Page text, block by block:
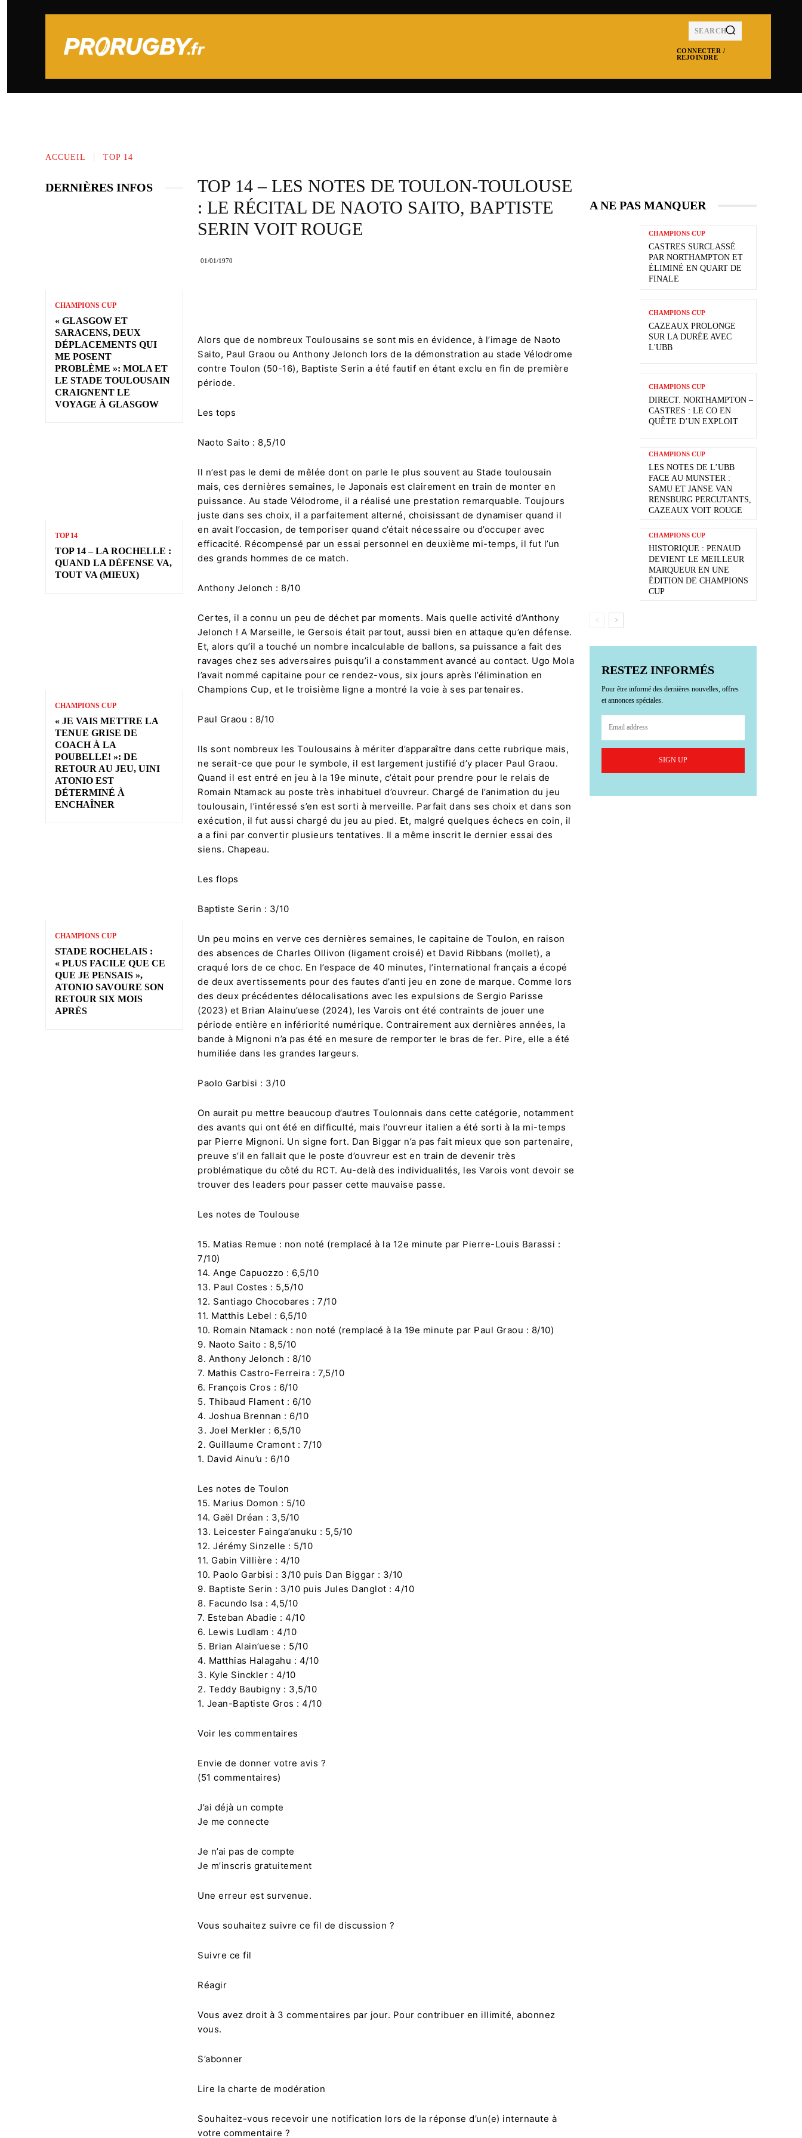
SEARCH
CONNECTER /
REJOINDRE
ACCUEIL TOP 14
DERNIÈRES INFOS
CHAMPIONS CUP
« GLASGOW ET
SARACENS, DEUX
DÉPLACEMENTS QUI
ME POSENT
PROBLÈME »: MOLA ET
LE STADE TOULOUSAIN
CRAIGNENT LE
VOYAGE À GLASGOW
TOP 14
TOP 14 – LA ROCHELLE :
QUAND LA DÉFENSE VA,
TOUT VA (MIEUX)
CHAMPIONS CUP
« JE VAIS METTRE LA
TENUE GRISE DE
COACH À LA
POUBELLE! »: DE
RETOUR AU JEU, UINI
ATONIO EST
DÉTERMINÉ À
ENCHAÎNER
CHAMPIONS CUP
STADE ROCHELAIS :
« PLUS FACILE QUE CE
QUE JE PENSAIS »,
ATONIO SAVOURE SON
RETOUR SIX MOIS
APRÈS
TOP 14 – LES NOTES DE TOULON-TOULOUSE
: LE RÉCITAL DE NAOTO SAITO, BAPTISTE
SERIN VOIT ROUGE
01/01/1970
Alors que de nombreux Toulousains se sont mis en évidence, à l’image de Naoto
Saito, Paul Graou ou Anthony Jelonch lors de la démonstration au stade Vélodrome
contre Toulon (50-16), Baptiste Serin a été fautif en étant exclu en fin de première
période.
Les tops
Naoto Saito : 8,5/10
Il n’est pas le demi de mêlée dont on parle le plus souvent au Stade toulousain
mais, ces dernières semaines, le Japonais est clairement en train de monter en
puissance. Au stade Vélodrome, il a réalisé une prestation remarquable. Toujours
juste dans ses choix, il a parfaitement alterné, choisissant de dynamiser quand il
en avait l’occasion, de temporiser quand c’était nécessaire ou d’occuper avec
efficacité. Récompensé par un essai personnel en deuxième mi-temps, il fut l’un
des grands hommes de ce match.
Anthony Jelonch : 8/10
Certes, il a connu un peu de déchet par moments. Mais quelle activité d’Anthony
Jelonch ! A Marseille, le Gersois était partout, aussi bien en attaque qu’en défense.
Et, alors qu’il a touché un nombre incalculable de ballons, sa puissance a fait des
ravages chez ses adversaires puisqu’il a constamment avancé au contact. Ugo Mola
l’avait nommé capitaine pour ce rendez-vous, six jours après l’élimination en
Champions Cup, et le troisième ligne a montré la voie à ses partenaires.
Paul Graou : 8/10
Ils sont nombreux les Toulousains à mériter d’apparaître dans cette rubrique mais,
ne serait-ce que pour le symbole, il est largement justifié d’y placer Paul Graou.
Quand il est entré en jeu à la 19e minute, c’était pour prendre pour le relais de
Romain Ntamack au poste très inhabituel d’ouvreur. Chargé de l’animation du jeu
toulousain, l’intéressé s’en est sorti à merveille. Parfait dans ses choix et dans son
exécution, il fut aussi chargé du jeu au pied. Et, malgré quelques échecs en coin, il
a a fini par convertir plusieurs tentatives. Il a même inscrit le dernier essai des
siens. Chapeau.
Les flops
Baptiste Serin : 3/10
Un peu moins en verve ces dernières semaines, le capitaine de Toulon, en raison
des absences de Charles Ollivon (ligament croisé) et David Ribbans (mollet), a
craqué lors de ce choc. En l’espace de 40 minutes, l’international français a écopé
de deux avertissements pour des fautes d’anti jeu en zone de marque. Comme lors
des deux précédentes délocalisations avec les expulsions de Sergio Parisse
(2023) et Brian Alainu’uese (2024), les Varois ont été contraints de jouer une
période entière en infériorité numérique. Contrairement aux dernières années, la
bande à Mignoni n’a pas été en mesure de remporter le bras de fer. Pire, elle a été
humiliée dans les grandes largeurs.
Paolo Garbisi : 3/10
On aurait pu mettre beaucoup d’autres Toulonnais dans cette catégorie, notamment
des avants qui ont été en difficulté, mais l’ouvreur italien a été sorti à la mi-temps
par Pierre Mignoni. Un signe fort. Dan Biggar n’a pas fait mieux que son partenaire,
preuve s’il en fallait que le poste d’ouvreur est en train de devenir très
problématique du côté du RCT. Au-delà des individualités, les Varois vont devoir se
trouver des leaders pour passer cette mauvaise passe.
Les notes de Toulouse
15. Matias Remue : non noté (remplacé à la 12e minute par Pierre-Louis Barassi :
7/10)
14. Ange Capuozzo : 6,5/10
13. Paul Costes : 5,5/10
12. Santiago Chocobares : 7/10
11. Matthis Lebel : 6,5/10
10. Romain Ntamack : non noté (remplacé à la 19e minute par Paul Graou : 8/10)
9. Naoto Saito : 8,5/10
8. Anthony Jelonch : 8/10
7. Mathis Castro-Ferreira : 7,5/10
6. François Cros : 6/10
5. Thibaud Flament : 6/10
4. Joshua Brennan : 6/10
3. Joel Merkler : 6,5/10
2. Guillaume Cramont : 7/10
1. David Ainu’u : 6/10
Les notes de Toulon
15. Marius Domon : 5/10
14. Gaël Dréan : 3,5/10
13. Leicester Fainga’anuku : 5,5/10
12. Jérémy Sinzelle : 5/10
11. Gabin Villière : 4/10
10. Paolo Garbisi : 3/10 puis Dan Biggar : 3/10
9. Baptiste Serin : 3/10 puis Jules Danglot : 4/10
8. Facundo Isa : 4,5/10
7. Esteban Abadie : 4/10
6. Lewis Ludlam : 4/10
5. Brian Alain’uese : 5/10
4. Matthias Halagahu : 4/10
3. Kyle Sinckler : 4/10
2. Teddy Baubigny : 3,5/10
1. Jean-Baptiste Gros : 4/10
Voir les commentaires
Envie de donner votre avis ?
(51 commentaires)
J’ai déjà un compte
Je me connecte
Je n’ai pas de compte
Je m’inscris gratuitement
Une erreur est survenue.
Vous souhaitez suivre ce fil de discussion ?
Suivre ce fil
Réagir
Vous avez droit à 3 commentaires par jour. Pour contribuer en illimité, abonnez
vous.
S’abonner
Lire la charte de modération
Souhaitez-vous recevoir une notification lors de la réponse d’un(e) internaute à
votre commentaire ?
A NE PAS MANQUER
CHAMPIONS CUP
CASTRES SURCLASSÉ
PAR NORTHAMPTON ET
ÉLIMINÉ EN QUART DE
FINALE
CHAMPIONS CUP
CAZEAUX PROLONGE
SUR LA DURÉE AVEC
L'UBB
CHAMPIONS CUP
DIRECT. NORTHAMPTON –
CASTRES : LE CO EN
QUÊTE D’UN EXPLOIT
CHAMPIONS CUP
LES NOTES DE L’UBB
FACE AU MUNSTER :
SAMU ET JANSE VAN
RENSBURG PERCUTANTS,
CAZEAUX VOIT ROUGE
CHAMPIONS CUP
HISTORIQUE : PENAUD
DEVIENT LE MEILLEUR
MARQUEUR EN UNE
ÉDITION DE CHAMPIONS
CUP
RESTEZ INFORMÉS
Pour être informé des dernières nouvelles, offres
et annonces spéciales.
SIGN UP